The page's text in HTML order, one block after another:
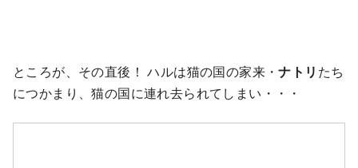
ところが、その直後！ ハルは猫の国の家来・ナトリ たち
につかまり、猫の国に連れ去られてしまい・・・